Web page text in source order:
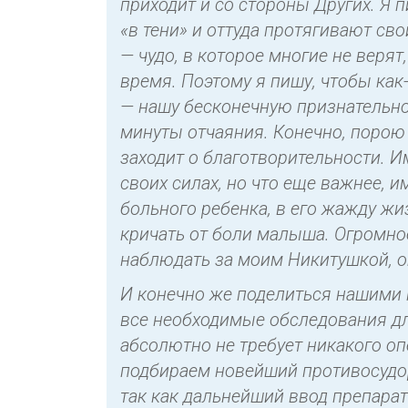
приходит и со стороны Других. Я
«в тени» и оттуда протягивают
— чудо, в которое многие не
время. Поэтому я пишу, чтобы
— нашу бесконечную
минуты отчаяния. Конечно,
заходит о благотворительности.
своих силах, но что еще важнее,
больного ребенка, в его жажду
кричать от боли малыша.
наблюдать за моим Никитушкой,
И конечно же поделиться
все необходимые обследования
абсолютно не требует никакого
подбираем новейший
так как дальнейший ввод